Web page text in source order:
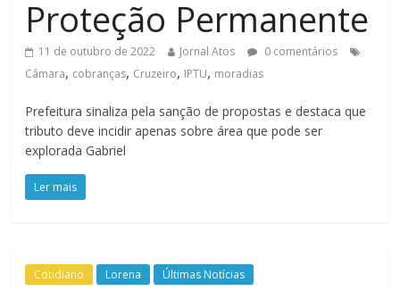
Proteção Permanente
11 de outubro de 2022 Jornal Atos
0 comentários
Câmara, cobranças, Cruzeiro, IPTU, moradias
Prefeitura sinaliza pela sanção de propostas e destaca que
tributo deve incidir apenas sobre área que pode ser
explorada Gabriel
Ler mais
Cotidiano Lorena Últimas Notícias